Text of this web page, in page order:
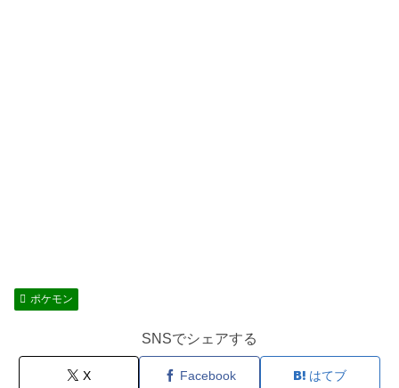
ポケモン
SNSでシェアする
X Facebook はてブ